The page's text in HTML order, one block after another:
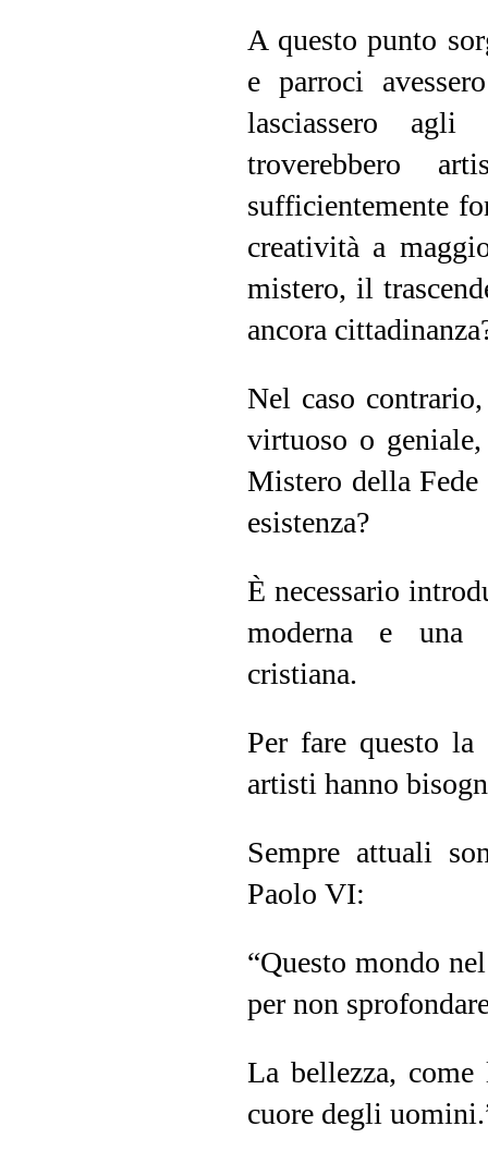
A questo punto
e parroci
lasciassero
troverebbero
sufficientemente
creatività a
mistero, il
ancora
Nel caso
virtuoso o
Mistero della Fede
esistenza?
È necessario
moderna e una
cristiana.
Per fare questo
artisti hanno
Sempre attuali
Paolo VI:
“Questo mondo
per non
La bellezza,
cuore degli